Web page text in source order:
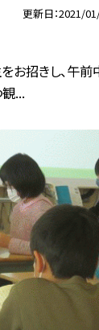
更新日 2021/
お招きし、午
...